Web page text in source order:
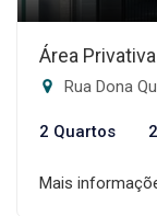
Área
Rua Dona
2 Quartos
Mais